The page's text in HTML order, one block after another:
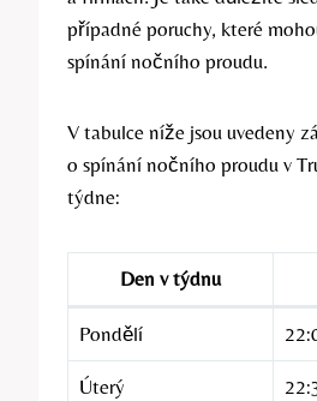
případné poruchy, které
spínání nočního proudu.
V tabulce níže jsou uvedeny
o spínání nočního proudu v
týdne:
Den v týdnu
Pondělí
Úterý